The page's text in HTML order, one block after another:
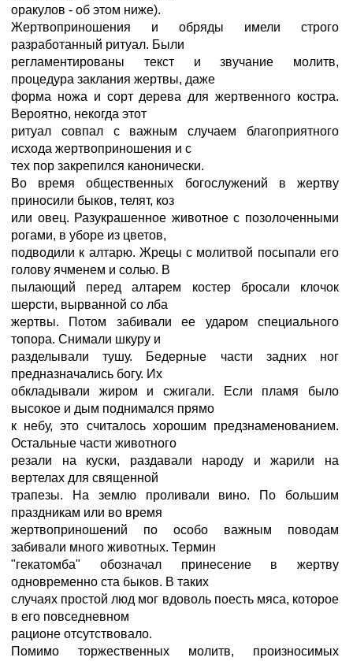
оракулов - об этом ниже).
Жертвоприношения и обряды имели строго
разработанный ритуал. Были
регламентированы текст и звучание молитв,
процедура заклания жертвы, даже
форма ножа и сорт дерева для жертвенного костра.
Вероятно, некогда этот
ритуал совпал с важным случаем благоприятного
исхода жертвоприношения и с
тех пор закрепился канонически.
Во время общественных богослужений в жертву
приносили быков, телят, коз
или овец. Разукрашенное животное с позолоченными
рогами, в уборе из цветов,
подводили к алтарю. Жрецы с молитвой посыпали его
голову ячменем и солью. В
пылающий перед алтарем костер бросали клочок
шерсти, вырванной со лба
жертвы. Потом забивали ее ударом специального
топора. Снимали шкуру и
разделывали тушу. Бедерные части задних ног
предназначались богу. Их
обкладывали жиром и сжигали. Если пламя было
высокое и дым поднимался прямо
к небу, это считалось хорошим предзнаменованием.
Остальные части животного
резали на куски, раздавали народу и жарили на
вертелах для священной
трапезы. На землю проливали вино. По большим
праздникам или во время
жертвоприношений по особо важным поводам
забивали много животных. Термин
"гекатомба" обозначал принесение в жертву
одновременно ста быков. В таких
случаях простой люд мог вдоволь поесть мяса, которое
в его повседневном
рационе отсутствовало.
Помимо торжественных молитв, произносимых